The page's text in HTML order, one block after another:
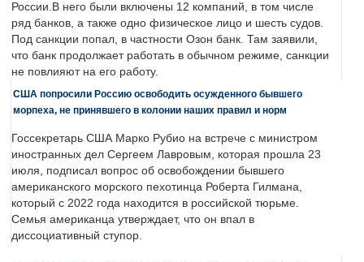
России.В него были включены 12 компаний, в том числе
ряд банков, а также одно физическое лицо и шесть судов.
Под санкции попал, в частности Озон банк. Там заявили,
что банк продолжает работать в обычном режиме, санкции
не повлияют на его работу.
США попросили Россию освободить осужденного бывшего
морпеха, не принявшего в колонии наших правил и норм
Госсекретарь США Марко Рубио на встрече с министром
иностранных дел Сергеем Лавровым, которая прошла 23
июля, подписал вопрос об освобождении бывшего
американского морского пехотинца Роберта Гилмана,
который с 2022 года находится в российской тюрьме.
Семья американца утверждает, что он впал в
диссоциативный ступор.